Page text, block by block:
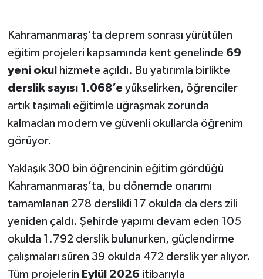
Kahramanmaraş’ta deprem sonrası yürütülen
eğitim projeleri kapsamında kent genelinde 69
yeni okul hizmete açıldı. Bu yatırımla birlikte
derslik sayısı 1.068’eyükselirken, öğrenciler
artık taşımalı eğitimle uğraşmak zorunda
kalmadan modern ve güvenli okullarda öğrenim
görüyor.
Yaklaşık 300 bin öğrencinin eğitim gördüğü
Kahramanmaraş’ta, bu dönemde onarımı
tamamlanan 278 derslikli 17 okulda da ders zili
yeniden çaldı. Şehirde yapımı devam eden 105
okulda 1.792 derslik bulunurken, güçlendirme
çalışmaları süren 39 okulda 472 derslik yer alıyor.
Tüm projelerin Eylül 2026 itibarıyla
YEREL YÖNETİM
MEDYA
SEÇİM 2011
BİLİMNET
Yemek
SİVİL TOPLUM
SEÇİM 2014